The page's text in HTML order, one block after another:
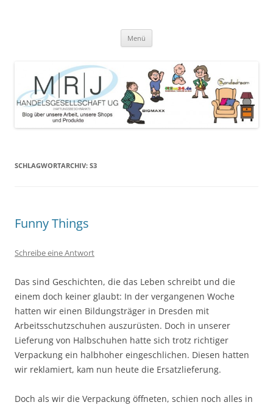
angebotene Produkte
Menü
SCHLAGWORTARCHIV: S3
Funny Things
Schreibe eine Antwort
Das sind Geschichten, die das Leben schreibt und die
einem doch keiner glaubt: In der vergangenen Woche
hatten wir einen Bildungsträger in Dresden mit
Arbeitsschutzschuhen auszurüsten. Doch in unserer
Lieferung von Halbschuhen hatte sich trotz richtiger
Verpackung ein halbhoher eingeschlichen. Diesen hatten
wir reklamiert, kam nun heute die Ersatzlieferung.
Doch als wir die Verpackung öffneten, schien noch alles in